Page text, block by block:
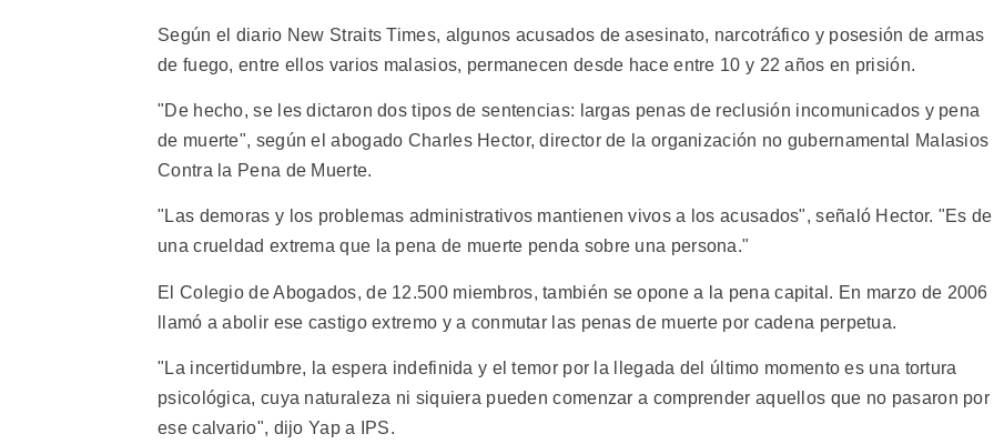
Según el diario New Straits Times, algunos acusados de asesinato, narcotráfico y posesión de armas
de fuego, entre ellos varios malasios, permanecen desde hace entre 10 y 22 años en prisión.
"De hecho, se les dictaron dos tipos de sentencias: largas penas de reclusión incomunicados y pena
de muerte", según el abogado Charles Hector, director de la organización no gubernamental Malasios
Contra la Pena de Muerte.
"Las demoras y los problemas administrativos mantienen vivos a los acusados", señaló Hector. "Es de
una crueldad extrema que la pena de muerte penda sobre una persona."
El Colegio de Abogados, de 12.500 miembros, también se opone a la pena capital. En marzo de 2006
llamó a abolir ese castigo extremo y a conmutar las penas de muerte por cadena perpetua.
"La incertidumbre, la espera indefinida y el temor por la llegada del último momento es una tortura
psicológica, cuya naturaleza ni siquiera pueden comenzar a comprender aquellos que no pasaron por
ese calvario", dijo Yap a IPS.